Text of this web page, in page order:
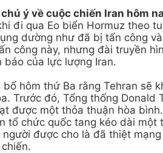
ý về cuộc chiến Iran hôm
đi qua Eo biển Hormuz theo
dường như đã bị tấn công
công này, nhưng đài truyền
của lực lượng Iran.
hôm thứ Ba rằng Tehran sẽ
Trước đó, Tổng thống Donald
được một thỏa thuận hòa
tổ chức quốc tang kéo dài một
người được cho là đã thiệt